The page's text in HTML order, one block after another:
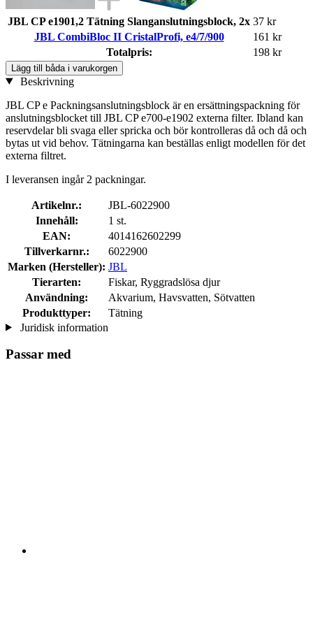
JBL CP e1901,2 Tätning Slanganslutningsblock, 2x 37 kr
JBL CombiBloc II CristalProfi, e4/7/900
161 kr
Totalpris:
198 kr
Lägg till båda i varukorgen
Beskrivning
JBL CP e Packningsanslutningsblock är en ersättningspackning för
anslutningsblocket till JBL CP e700-e1902 externa filter. Ibland kan
reservdelar bli svaga eller spricka och bör kontrolleras då och då och
bytas ut vid behov. Tätningarna kan beställas enligt modellen för det
externa filtret.
I leveransen ingår 2 packningar.
Artikelnr.:
JBL-6022900
Innehåll:
1 st.
EAN:
4014162602299
Tillverkarnr.:
6022900
Marken (Hersteller): JBL
Tierarten:
Fiskar, Ryggradslösa djur
Användning:
Akvarium, Havsvatten, Sötvatten
Produkttyper:
Tätning
Juridisk information
Passar med